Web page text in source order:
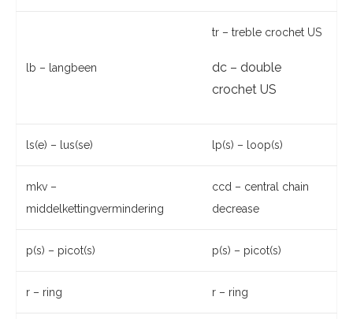
lb – langbeen
tr – treble crochet US
dc – double
crochet US
ls(e) – lus(se) lp(s) – loop(s)
mkv –
middelkettingvermindering
ccd – central chain
decrease
p(s) – picot(s) p(s) – picot(s)
r – ring r – ring